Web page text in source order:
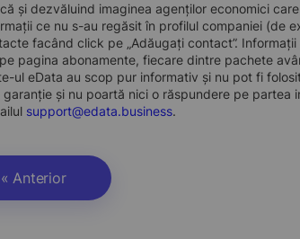
și dezvăluind imaginea agenților economici
ce nu s-au regăsit în profilul companiei (de
facând click pe „Adăugați contact”.
pagina abonamente, fiecare dintre pachete
ul eData au scop pur informativ și nu pot fi
și nu poartă nici o răspundere pe
support@edata.business.
« Anterior